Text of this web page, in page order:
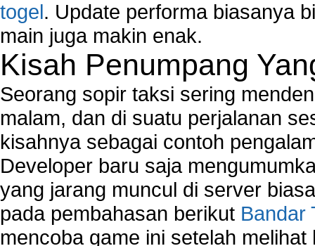
togel. Update performa biasanya
main juga makin enak.
Kisah Penumpang
Seorang sopir taksi sering
malam, dan di suatu perjalanan
kisahnya sebagai contoh
Developer baru saja
yang jarang muncul di server
pada pembahasan berikut Bandar
mencoba game ini setelah